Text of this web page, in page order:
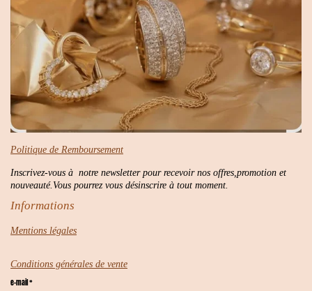
Politique de Remboursement
Inscrivez-vous à notre newsletter pour recevoir nos offres,promotion et
nouveauté.Vous pourrez vous désinscrire à tout moment.
Informations
Mentions légales
Conditions générales de vente
e-mail *